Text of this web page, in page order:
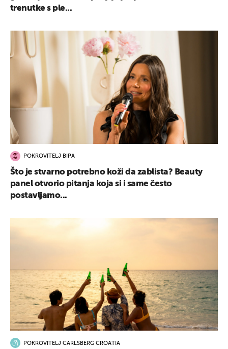
trenutke s ple...
POKROVITELJ BIPA
Što je stvarno potrebno koži da zablista? Beauty
panel otvorio pitanja koja si i same često
postavljamo...
POKROVITELJ CARLSBERG CROATIA